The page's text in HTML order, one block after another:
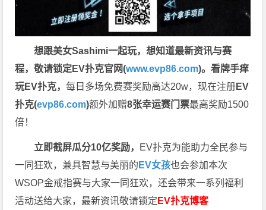
想跟美女Sashimi一起玩，想知道最新资讯与赛
程，敬请锁定EV扑克官网(www.evp86.com)。看牌手痒
玩EV扑克，每日多场免费赛奖励高达20w，现在注册EV
扑克(evp86.com)额外加赠8张幸运赛门票最高奖励1500
倍！
立即截屏瓜分10亿奖励， EV扑克为能助力全民参与
一同狂欢，兼具智慧与美丽的 EV女孩也会参加本次
WSOP金戒指赛与大家一同狂欢，还会带来一系列福利
活动送给大家，最新资讯敬请锁定 EV扑克博客